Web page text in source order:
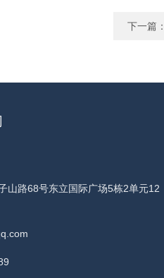
下一篇
山路68号东立国际广场5栋2单元12